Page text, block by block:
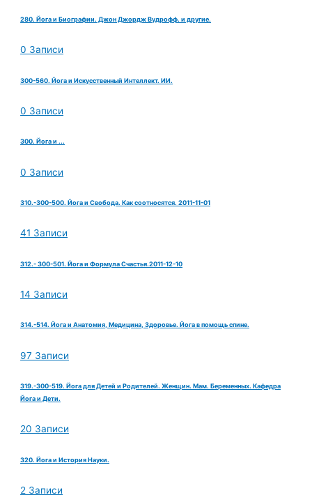
280. Йога и Биографии. Джон Джордж Вудрофф. и другие.
0 Записи
300-560. Йога и Искусственный Интеллект. ИИ.
0 Записи
300. Йога и ...
0 Записи
310.-300-500. Йога и Свобода. Как соотносятся. 2011-11-01
41 Записи
312.- 300-501. Йога и Формула Счастья.2011-12-10
14 Записи
314.-514. Йога и Анатомия, Медицина, Здоровье. Йога в помощь спине.
97 Записи
319.-300-519. Йога для Детей и Родителей. Женщин. Мам. Беременных. Кафедра
Йога и Дети.
20 Записи
320. Йога и История Науки.
2 Записи